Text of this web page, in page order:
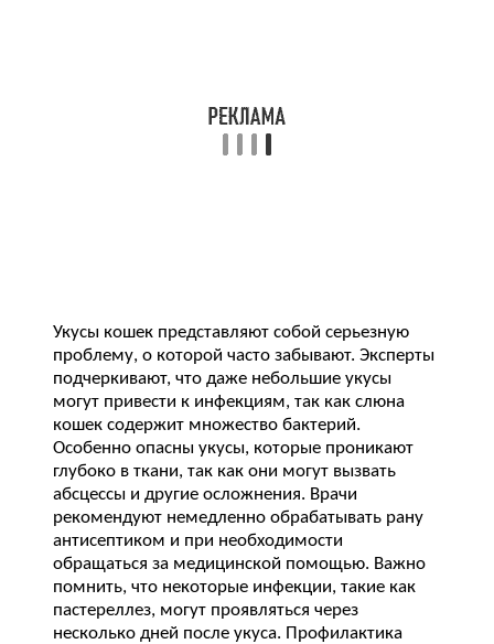
Укусы кошек представляют собой серьезную
проблему, о которой часто забывают. Эксперты
подчеркивают, что даже небольшие укусы
могут привести к инфекциям, так как слюна
кошек содержит множество бактерий.
Особенно опасны укусы, которые проникают
глубоко в ткани, так как они могут вызвать
абсцессы и другие осложнения. Врачи
рекомендуют немедленно обрабатывать рану
антисептиком и при необходимости
обращаться за медицинской помощью. Важно
помнить, что некоторые инфекции, такие как
пастереллез, могут проявляться через
несколько дней после укуса. Профилактика